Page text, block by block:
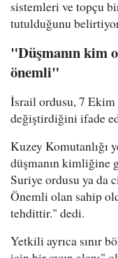
sistemleri ve topçu
tutulduğunu
"Düşmanın kim
önemli"
İsrail ordusu, 7
değiştirdiğini ifade
Kuzey Komutanlığı
düşmanın kimliğine
Suriye ordusu ya da
Önemli olan sahip
tehdittir." dedi.
Yetkili ayrıca sınır